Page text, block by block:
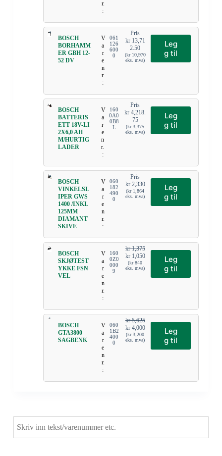
r.
:
BOSCH
BORHAMM
ER GBH 12-
52 DV
V
a
r
e
n
r.
:
061
126
600
0
Pris
kr13,71
2.50
(kr10,970
eks. mva)
Leg
g til
BOSCH
BATTERIS
ETT 18V-LI
2X6,0 AH
M/HURTIG
LADER
V
a
r
e
n
r.
:
160
0A0
0B8
L
Pris
kr 4,218.
75
(kr3,375
eks. mva)
Leg
g til
BOSCH
VINKELSL
IPER GWS
1400 /INKL
125MM
DIAMANT
SKIVE
V
a
r
e
n
r.
:
060
182
490
0
Pris
kr2,330
(kr1,864
eks. mva)
Leg
g til
BOSCH
SKJØTEST
YKKE FSN
VEL
V
a
r
e
n
r.
:
160
0Z0
000
9
kr1,375
kr1,050
(kr840
eks. mva)
Leg
g til
BOSCH
GTA3800
SAGBENK
V
a
r
e
n
r.
:
060
1B2
400
0
kr5,625
kr4,000
(kr3,200
eks. mva)
Leg
g til